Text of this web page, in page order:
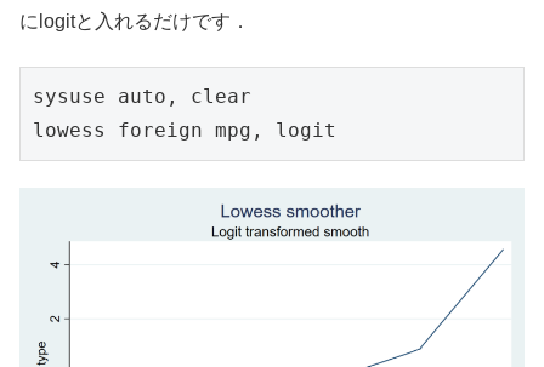
にlogitと入れるだけです．
sysuse auto, clear
lowess foreign mpg, logit